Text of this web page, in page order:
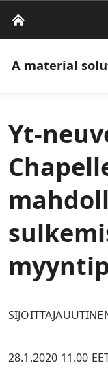
A material
Yt-
28.1.2020 11.00